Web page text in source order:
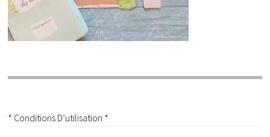
* Conditions D’utilisation *